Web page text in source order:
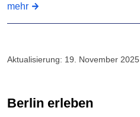
mehr
Aktualisierung: 19. November 2025
Berlin erleben